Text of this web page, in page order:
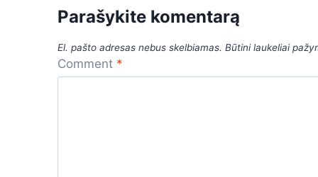
e
b
o
s
A
p
gr
a
m
s
e
n
e
Parašykite komentarą
El. pašto adresas nebus skelbiamas. Būtini laukeliai
Comment *